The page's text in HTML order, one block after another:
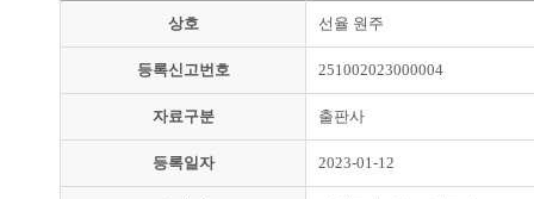
상호 선율 원주
등록신고번호 251002023000004
자료구분 출판사
등록일자 2023-01-12